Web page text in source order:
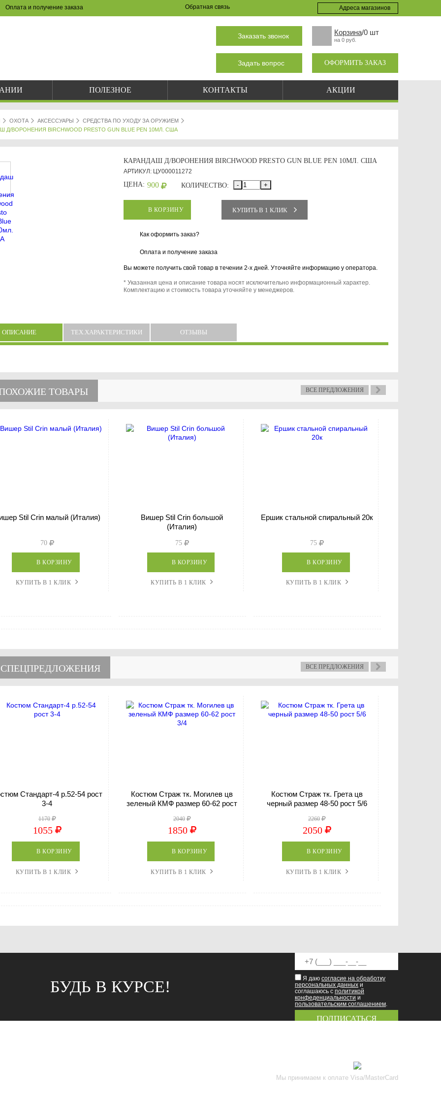
Оплата и получение заказа Обратная связь Адреса магазинов
Заказать звонок Корзина/0 шт
на 0 руб.
Задать вопрос ОФОРМИТЬ ЗАКАЗ
ПОЛЕЗНОЕ КОНТАКТЫ АКЦИИ
ОХОТА АКСЕССУАРЫ
СРЕДСТВА ПО УХОДУ ЗА ОРУЖИЕМ
Д/ВОРОНЕНИЯ BIRCHWOOD PRESTO GUN BLUE PEN 10МЛ. США
КАРАНДАШ Д/ВОРОНЕНИЯ BIRCHWOOD PRESTO GUN BLUE PEN 10МЛ. США
АРТИКУЛ: ЦУ000011272
ЦЕНА: 900 КОЛИЧЕСТВО: - +
В КОРЗИНУ КУПИТЬ В 1 КЛИК
Как оформить заказ?
Оплата и получение заказа
Вы можете получить свой товар в течении 2-х дней. Уточняйте информацию у оператора.
* Указанная цена и описание товара носят исключительно информационный характер.
Комплектацию и стоимость товара уточняйте у менеджеров.
ОПИСАНИЕ ТЕХ.ХАРАКТЕРИСТИКИ ОТЗЫВЫ
ТОВАРЫ ВСЕ ПРЕДЛОЖЕНИЯ
Stil Crin малый (Италия)
70
В КОРЗИНУ
КУПИТЬ В 1 КЛИК
Вишер Stil Crin большой
(Италия)
75
В КОРЗИНУ
КУПИТЬ В 1 КЛИК
Ершик стальной спиральный 20к
75
В КОРЗИНУ
КУПИТЬ В 1 КЛИК
СПЕЦПРЕДЛОЖЕНИЯ ВСЕ ПРЕДЛОЖЕНИЯ
Стандарт-4 р.52-54 рост
3-4
1170
1055
В КОРЗИНУ
КУПИТЬ В 1 КЛИК
Костюм Страж тк. Могилев цв
зеленый КМФ размер 60-62 рост
2040
1850
В КОРЗИНУ
КУПИТЬ В 1 КЛИК
Костюм Страж тк. Грета цв
черный размер 48-50 рост 5/6
2260
2050
В КОРЗИНУ
КУПИТЬ В 1 КЛИК
БУДЬ В КУРСЕ! Я даю согласие на обработку
персональных данных и
соглашаюсь с политикой
конфеденциальности и
пользовательским соглашением.
Мы принимаем к оплате Visa/MasterCard